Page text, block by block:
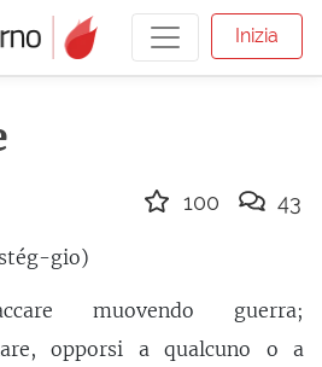
Inizia
gio)
muovendo guerra;
opporsi a qualcuno o a
100 43